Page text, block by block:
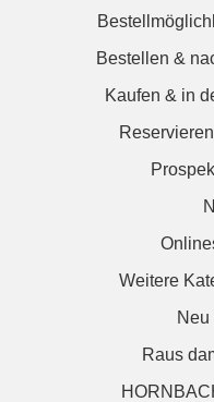
Bestellen &
Kaufen & in
Weitere
Neu
Raus